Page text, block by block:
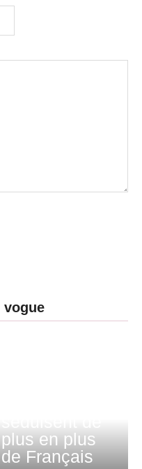
Détente et
plus en plus
de Français